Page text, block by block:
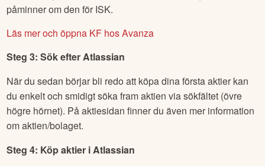
påminner om den för ISK.
Läs mer och öppna KF hos Avanza
Steg 3: Sök efter Atlassian
När du sedan börjar bli redo att köpa dina första aktier kan
du enkelt och smidigt söka fram aktien via sökfältet (övre
högre hörnet). På aktiesidan finner du även mer information
om aktien/bolaget.
Steg 4: Köp aktier i Atlassian